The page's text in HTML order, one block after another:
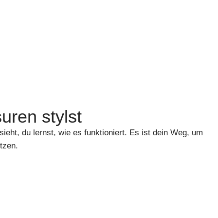
stylst
du lernst, wie es funktioniert. Es ist dein Weg, um